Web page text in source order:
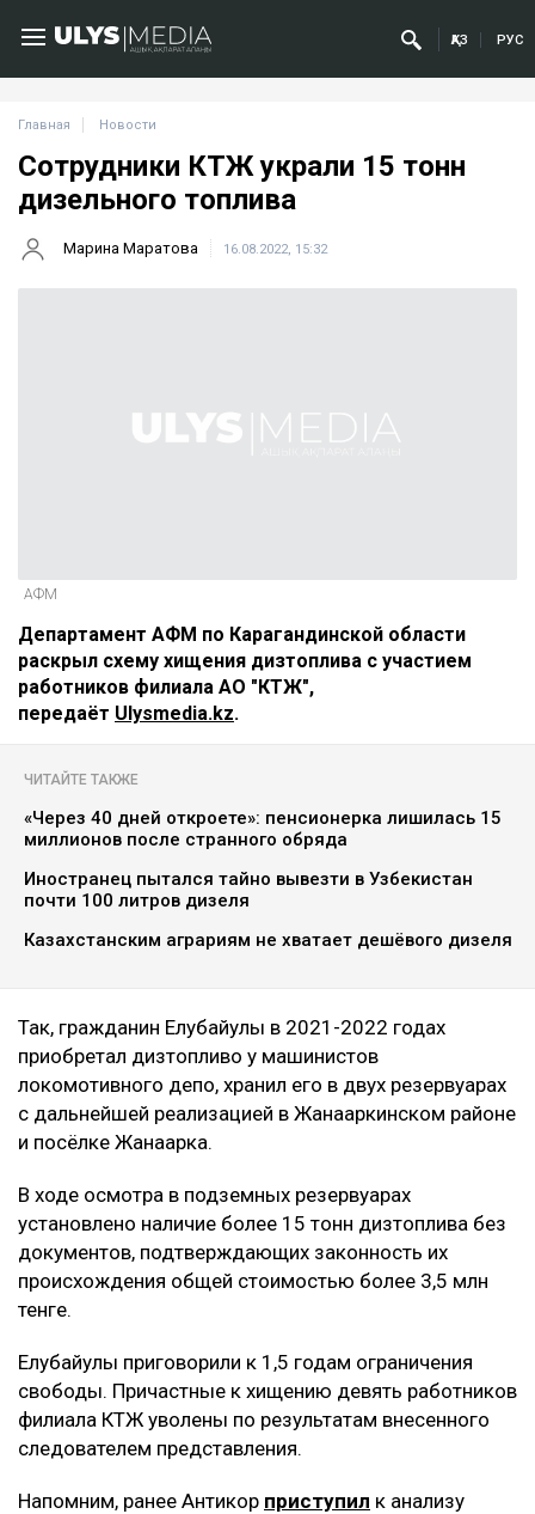
ҚАЗ РУС
Главная Новости
Сотрудники КТЖ украли 15 тонн
дизельного топлива
Марина Маратова 16.08.2022, 15:32
АФМ
Департамент АФМ по Карагандинской области
раскрыл схему хищения дизтоплива с участием
работников филиала АО "КТЖ",
передаёт Ulysmedia.kz.
ЧИТАЙТЕ ТАКЖЕ
«Через 40 дней откроете»: пенсионерка лишилась 15
миллионов после странного обряда
Иностранец пытался тайно вывезти в Узбекистан
почти 100 литров дизеля
Казахстанским аграриям не хватает дешёвого дизеля
Так, гражданин Елубайулы в 2021-2022 годах
приобретал дизтопливо у машинистов
локомотивного депо, хранил его в двух резервуарах
с дальнейшей реализацией в Жанааркинском районе
и посёлке Жанаарка.
В ходе осмотра в подземных резервуарах
установлено наличие более 15 тонн дизтоплива без
документов, подтверждающих законность их
происхождения общей стоимостью более 3,5 млн
тенге.
Елубайулы приговорили к 1,5 годам ограничения
свободы. Причастные к хищению девять работников
филиала КТЖ уволены по результатам внесенного
следователем представления.
Напомним, ранее Антикор приступил к анализу